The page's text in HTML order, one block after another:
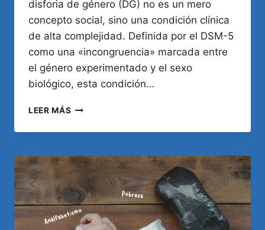
disforia de género (DG) no es un mero
concepto social, sino una condición clínica
de alta complejidad. Definida por el DSM-5
como una «incongruencia» marcada entre
el género experimentado y el sexo
biológico, esta condición…
LEER MÁS DISFORIA
GÉNERO
NIÑOS:
QUE
LA
CIENCIA
Y